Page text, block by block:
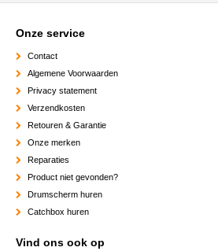
Onze service
Contact
Algemene Voorwaarden
Privacy statement
Verzendkosten
Retouren & Garantie
Onze merken
Reparaties
Product niet gevonden?
Drumscherm huren
Catchbox huren
Vind ons ook op